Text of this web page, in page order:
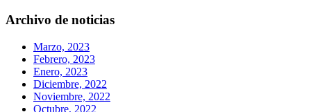
Archivo de noticias
Marzo, 2023
Febrero, 2023
Enero, 2023
Diciembre, 2022
Noviembre, 2022
Octubre, 2022